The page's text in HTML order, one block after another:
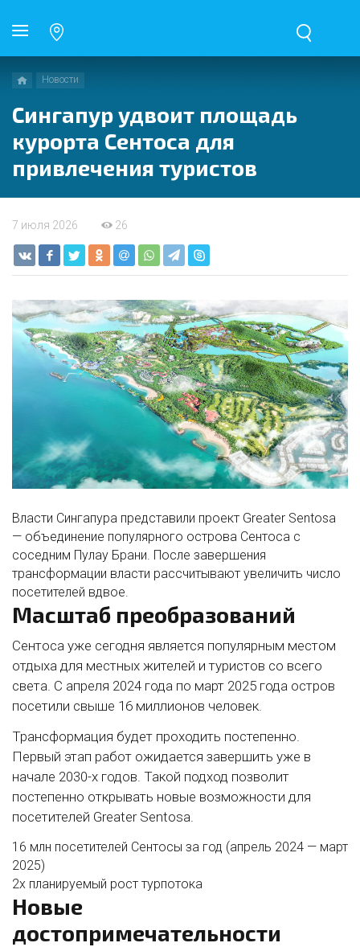
Новости
Сингапур удвоит площадь
курорта Сентоса для
привлечения туристов
7 июля 2026 26
Власти Сингапура представили проект Greater Sentosa
— объединение популярного острова Сентоса с
соседним Пулау Брани. После завершения
трансформации власти рассчитывают увеличить число
посетителей вдвое.
Масштаб преобразований
Сентоса уже сегодня является популярным местом
отдыха для местных жителей и туристов со всего
света. С апреля 2024 года по март 2025 года остров
посетили свыше 16 миллионов человек.
Трансформация будет проходить постепенно.
Первый этап работ ожидается завершить уже в
начале 2030-х годов. Такой подход позволит
постепенно открывать новые возможности для
посетителей Greater Sentosa.
16 млн посетителей Сентосы за год (апрель 2024 — март
2025)
2x планируемый рост турпотока
Новые
достопримечательности